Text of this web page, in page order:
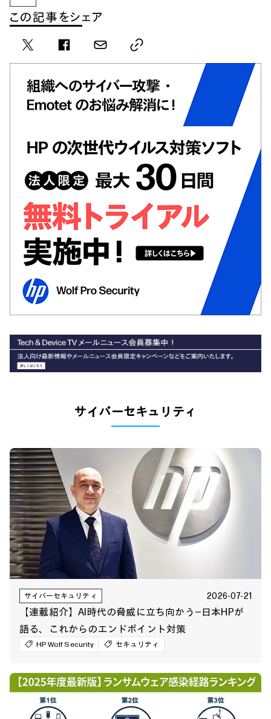
この記事をシェア
サイバーセキュリティ
サイバーセキュリティ 2026-07-21
【連載紹介】AI時代の脅威に立ち向かう―日本HPが
語る、これからのエンドポイント対策
HP Wolf Security セキュリティ